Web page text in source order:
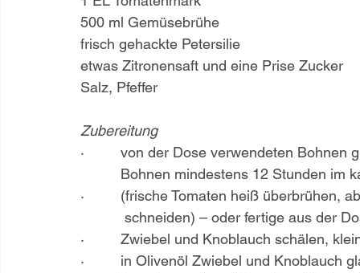
500 ml Gemüsebrühe
frisch gehackte Petersilie
etwas Zitronensaft und eine Prise Zucker
Salz, Pfeffer
Zubereitung
·         von der Dose verwendeten
Bohnen mindestens 12 Stunden
·         (frische Tomaten heiß
schneiden) – oder fertige aus
·         Zwiebel und Knoblauch schälen,
·         in Olivenöl Zwiebel und Knoblauch